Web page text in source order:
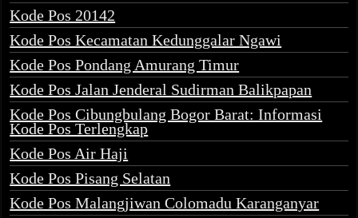
Kode Pos 20142
Kode Pos Kecamatan Kedunggalar Ngawi
Kode Pos Pondang Amurang Timur
Kode Pos Jalan Jenderal Sudirman Balikpapan
Kode Pos Cibungbulang Bogor Barat: Informasi
Kode Pos Terlengkap
Kode Pos Air Haji
Kode Pos Pisang Selatan
Kode Pos Malangjiwan Colomadu Karanganyar